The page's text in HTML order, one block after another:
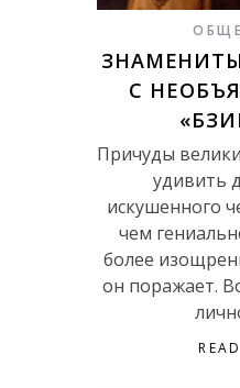
С
Причуды
удивить
искушенного
чем
более
он поражает.